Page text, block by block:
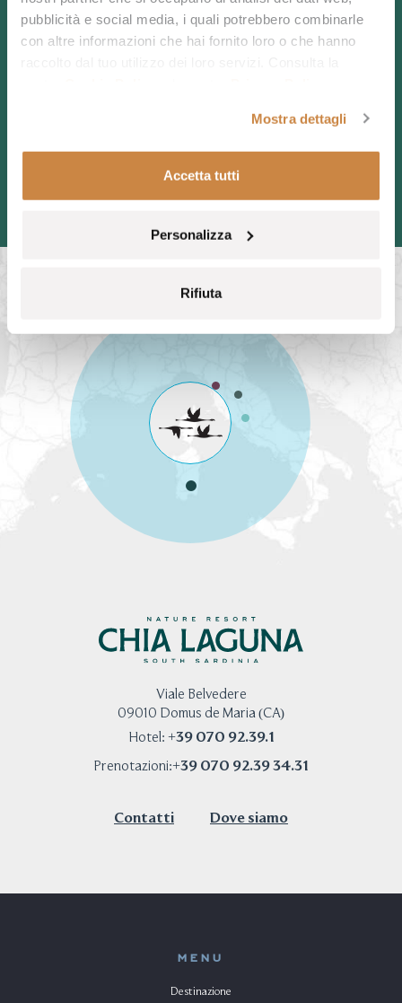
pubblicità e social media, i quali potrebbero combinarle
con altre informazioni che hai fornito loro o che hanno
Mostra dettagli
Accetta tutti
Personalizza
Rifiuta
CHIAMACI
Viale Belvedere
09010 Domus de Maria (CA)
Hotel: +39 070 92.39.1
Prenotazioni:+39 070 92.39 34.31
Contatti Dove siamo
MENU
Destinazione